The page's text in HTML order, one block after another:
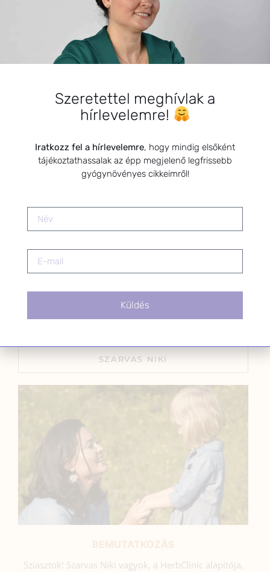
Házipatika és a fertőző, virális
eredetű felső légúti és keringés
rendszeri megbetegedés
tüneteinek kezelése című
előadásom a Scolar Kiadó és az
Újbuda Önkormányzat
2024.12.30.
A nárcizmus és az
SZARVAS NIKI
Sziasztok! Szarvas Niki vagyok, a HerbClinic alapítója,
Szeretettel meghívlak a
hírlevelemre!
Iratkozz fel a hírlevelemre, hogy mindig elsőként
tájékoztathassalak az épp megjelenő legfrissebb
gyógynövényes cikkeimről!
Küldés